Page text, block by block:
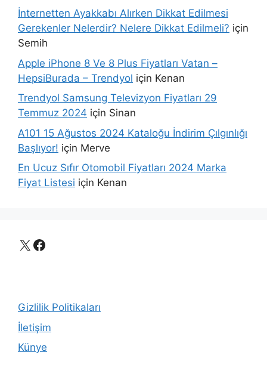
İnternetten Ayakkabı Alırken Dikkat Edilmesi
Gerekenler Nelerdir? Nelere Dikkat Edilmeli? için
Semih
Apple iPhone 8 Ve 8 Plus Fiyatları Vatan –
HepsiBurada – Trendyol için Kenan
Trendyol Samsung Televizyon Fiyatları 29
Temmuz 2024 için Sinan
A101 15 Ağustos 2024 Kataloğu İndirim Çılgınlığı
Başlıyor! için Merve
En Ucuz Sıfır Otomobil Fiyatları 2024 Marka
Fiyat Listesi için Kenan
X Facebook
Gizlilik Politikaları
İletişim
Künye